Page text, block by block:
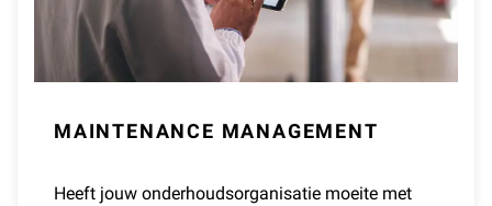
MAINTENANCE MANAGEMENT
Heeft jouw onderhoudsorganisatie moeite met